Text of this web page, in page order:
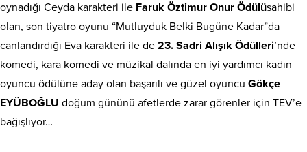
oynadığı Ceyda karakteri ile Faruk Öztimur Onur Ödülüsahibi
olan, son tiyatro oyunu “Mutluyduk Belki Bugüne Kadar”da
canlandırdığı Eva karakteri ile de 23. Sadri Alışık Ödülleri’nde
komedi, kara komedi ve müzikal dalında en iyi yardımcı kadın
oyuncu ödülüne aday olan başarılı ve güzel oyuncu Gökçe
EYÜBOĞLU doğum gününü afetlerde zarar görenler için TEV’e
bağışlıyor…